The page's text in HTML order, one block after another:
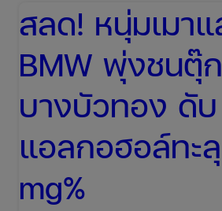
รถ
เก๋ง
เท้า
เหยียบ
สลด! หนุ่มเมา
BMW พุ่งชนตุ๊
บางบัวทอง ดั
แอลกอฮอล์ทะ
mg%